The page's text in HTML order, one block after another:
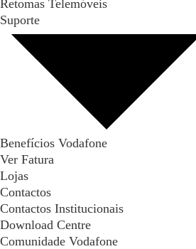
Retomas Telemóveis
Suporte
Benefícios Vodafone
Ver Fatura
Lojas
Contactos
Contactos Institucionais
Download Centre
Comunidade Vodafone